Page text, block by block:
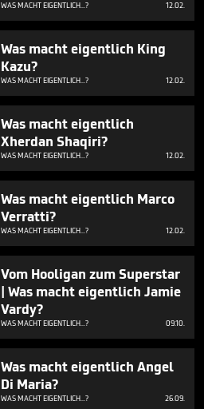
WAS MACHT EIGENTLICH...? 12.02.
Was macht eigentlich King
Kazu?
WAS MACHT EIGENTLICH...? 12.02.
Was macht eigentlich
Xherdan Shaqiri?
WAS MACHT EIGENTLICH...? 12.02.
Was macht eigentlich Marco
Verratti?
WAS MACHT EIGENTLICH...? 12.02.
Vom Hooligan zum Superstar
| Was macht eigentlich Jamie
Vardy?
WAS MACHT EIGENTLICH...? 09.10.
Was macht eigentlich Angel
Di Maria?
WAS MACHT EIGENTLICH...? 26.09.